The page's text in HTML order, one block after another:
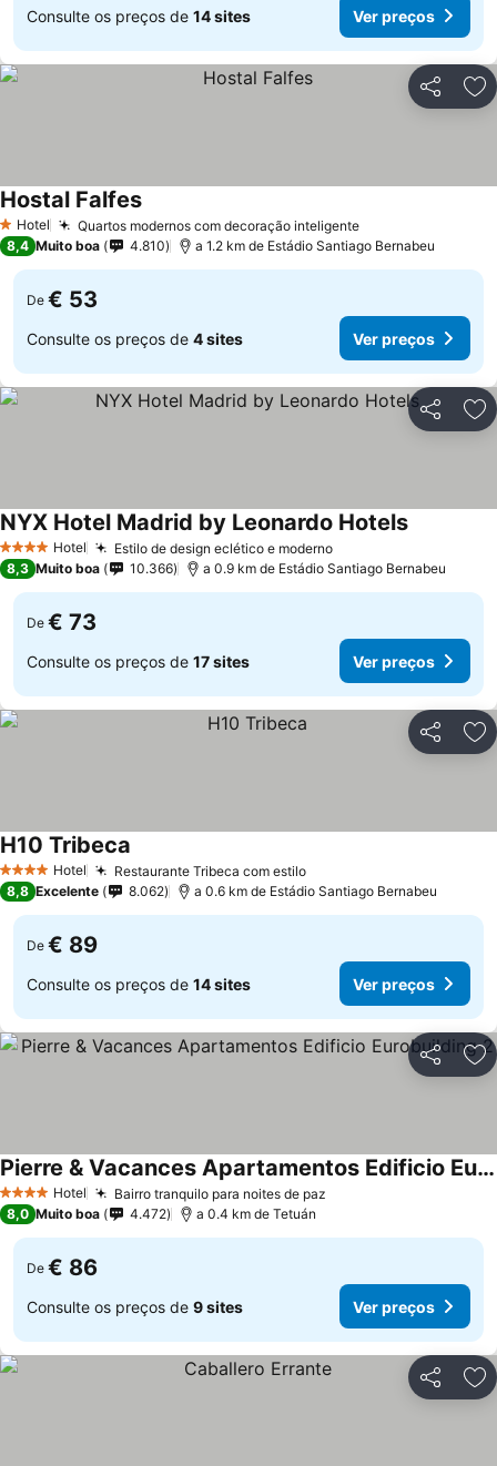
Consulte os preços de 14 sites Ver preços
Partilhar
1 Estrelas
Hotel Quartos modernos com decoração inteligenteVer preços
Hostal FalfesVer preços
8,4 Muito boa 4.810 a 1.2 km de Estádio Santiago Bernabeu
De € 53
Consulte os preços de 4 sites Ver preços
Partilhar
4 EstrelasHotel Estilo de design eclético e modernoVer preços
NYX Hotel Madrid by Leonardo HotelsVer preços
8,3 Muito boa 10.366 a 0.9 km de Estádio Santiago Bernabeu
De € 73
Consulte os preços de 17 sites Ver preços
Partilhar
4 EstrelasHotel Restaurante Tribeca com estiloVer preços
H10 Tribeca
8,8 Excelente 8.062 a 0.6 km de Estádio Santiago Bernabeu
De € 89
Consulte os preços de 14 sites Ver preços
Partilhar
4 EstrelasHotel Bairro tranquilo para noites de paz
Pierre & Vacances Apartamentos Edificio Eurobuilding 2
Ver preços
8,0 Muito boa 4.472 a 0.4 km de Tetuán
De € 86
Consulte os preços de 9 sites Ver preços
Partilhar